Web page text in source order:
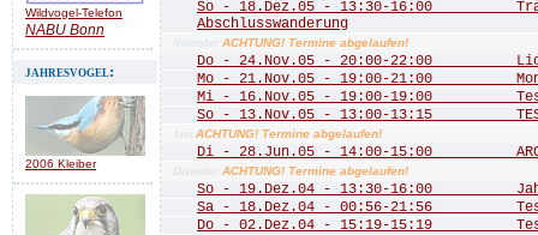
Wildvogel-Telefon
NABU Bonn
jahresvogel:
2006 Kleiber
So - 18.Dez.05 - 13:30-16:00
Abschlusswanderung
November ACHTUNG! Termine abgelaufen!
Do - 24.Nov.05 - 20:00-22:00
Mo - 21.Nov.05 - 19:00-21:00
Mi - 16.Nov.05 - 19:00-19:00
So - 13.Nov.05 - 13:00-13:15
Juni ACHTUNG! Termine abgelaufen!
Di - 28.Jun.05 - 14:00-15:00
Dezember ACHTUNG! Termine abgelaufen!
So - 19.Dez.04 - 13:30-16:00
Sa - 18.Dez.04 - 00:56-21:56
Do - 02.Dez.04 - 15:19-15:19 Test